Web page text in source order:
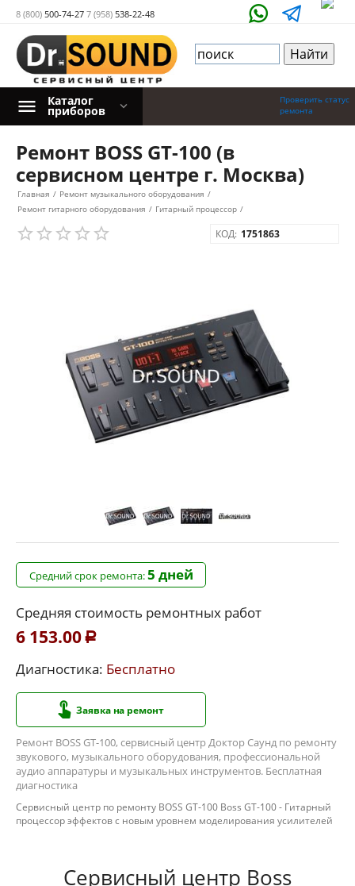
8 (800) 500-74-27 7 (958) 538-22-48
Проверить статус
ремонта
Каталог
приборов
Ремонт BOSS GT-100 (в
сервисном центре г. Москва)
Главная / Ремонт музыкального оборудования /
Ремонт гитарного оборудования / Гитарный процессор /
КОД: 1751863
Средний срок ремонта:5 дней
Средняя стоимость ремонтных работ
6 153.00 Р
Диагностика: Бесплатно
Заявка на ремонт
Ремонт BOSS GT-100, сервисный центр Доктор Саунд по ремонту
звукового, музыкального оборудования, профессиональной
аудио аппаратуры и музыкальных инструментов. Бесплатная
диагностика
Сервисный центр по ремонту BOSS GT-100 Boss GT-100 - Гитарный
процессор эффектов с новым уровнем моделирования усилителей
Сервисный центр Boss